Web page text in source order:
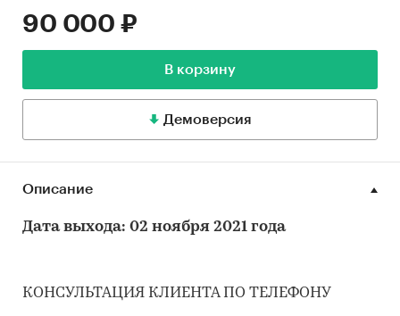
90 000 ₽
В корзину
Демоверсия
Описание
Дата выхода: 02 ноября 2021 года
КОНСУЛЬТАЦИЯ КЛИЕНТА ПО ТЕЛЕФОНУ